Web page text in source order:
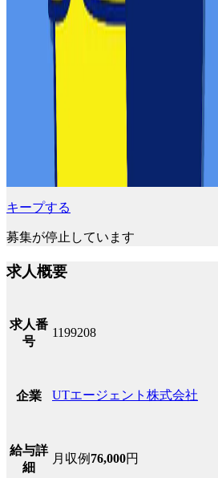
キープする
募集が停止しています
求人概要
求人番
号
1199208
企業 UTエージェント株式会社
給与詳
細
月収例 76,000円